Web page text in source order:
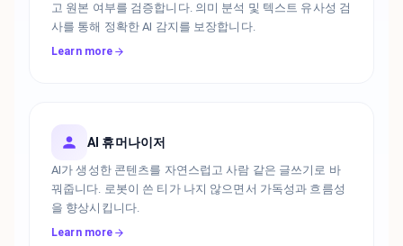
고 원본 여부를 검증합니다. 의미 분석 및 텍스트 유사성 검
사를 통해 정확한 AI 감지를 보장합니다.
Learn more
AI 휴머나이저
AI가 생성한 콘텐츠를 자연스럽고 사람 같은 글쓰기로 바
꿔줍니다. 로봇이 쓴 티가 나지 않으면서 가독성과 흐름성
을 향상시킵니다.
Learn more